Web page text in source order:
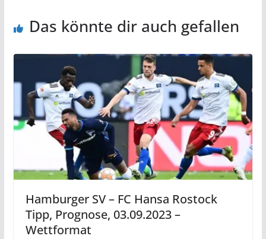
Das könnte dir auch gefallen
Hamburger SV – FC Hansa Rostock
Tipp, Prognose, 03.09.2023 –
Wettformat